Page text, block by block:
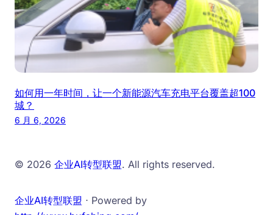
如何用一年时间，让一个新能源汽车充电平台覆盖超100
城？
6 月 6, 2026
© 2026 企业AI转型联盟. All rights reserved.
企业AI转型联盟 ⋅ Powered by